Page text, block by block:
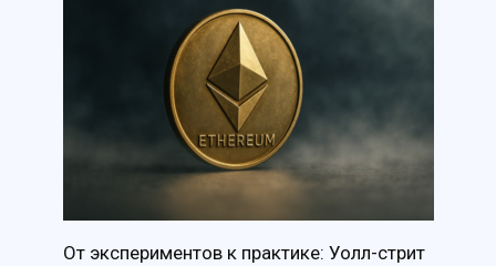
От экспериментов к практике: Уолл-стрит